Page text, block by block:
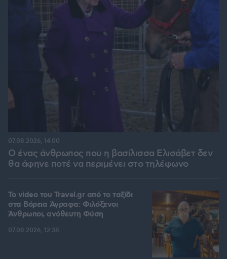
Ο ένας άνθρωπος που η βασίλισσα Ελισάβετ δεν
θα άφηνε ποτέ να περιμένει στο τηλέφωνο
07.08.2026, 14:00
To video του Travel.gr από το ταξίδι
στα Βόρεια Άγραφα: Φιλόξενοι
Άνθρωποι, ανόθευτη Φύση
07.08.2026, 12:38